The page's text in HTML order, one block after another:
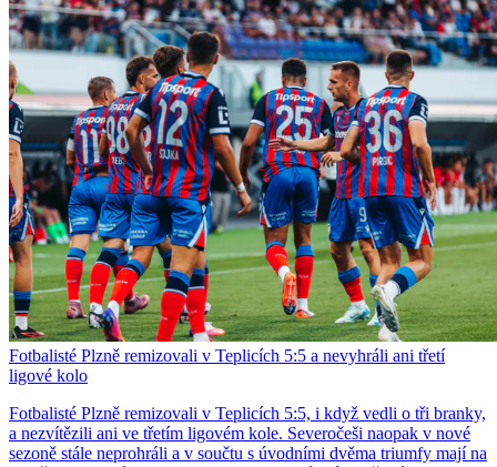
Fotbalisté Plzně remizovali v Teplicích 5:5 a nevyhráli ani třetí
ligové kolo
Fotbalisté Plzně remizovali v Teplicích 5:5, i když vedli o tři branky,
a nezvítězili ani ve třetím ligovém kole. Severočeši naopak v nové
sezoně stále neprohráli a v součtu s úvodními dvěma triumfy mají na